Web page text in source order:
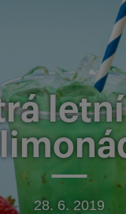
28. 6. 2019